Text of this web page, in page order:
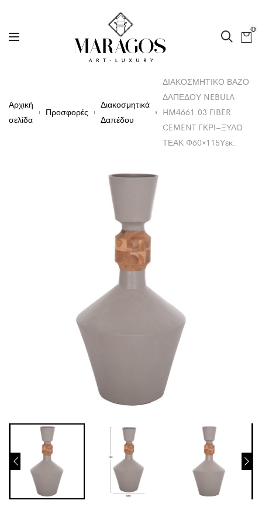
0
Αρχική
σελίδα
Προσφορές
Διακοσμητικά
Δαπέδου
ΔΙΑΚΟΣΜΗΤΙΚΟ ΒΑΖΟ
ΔΑΠΕΔΟΥ NEBULA
HM4661.03 FIBER
CEMENT ΓΚΡΙ–ΞΥΛΟ
ΤΕΑΚ Φ60×115Υεκ.